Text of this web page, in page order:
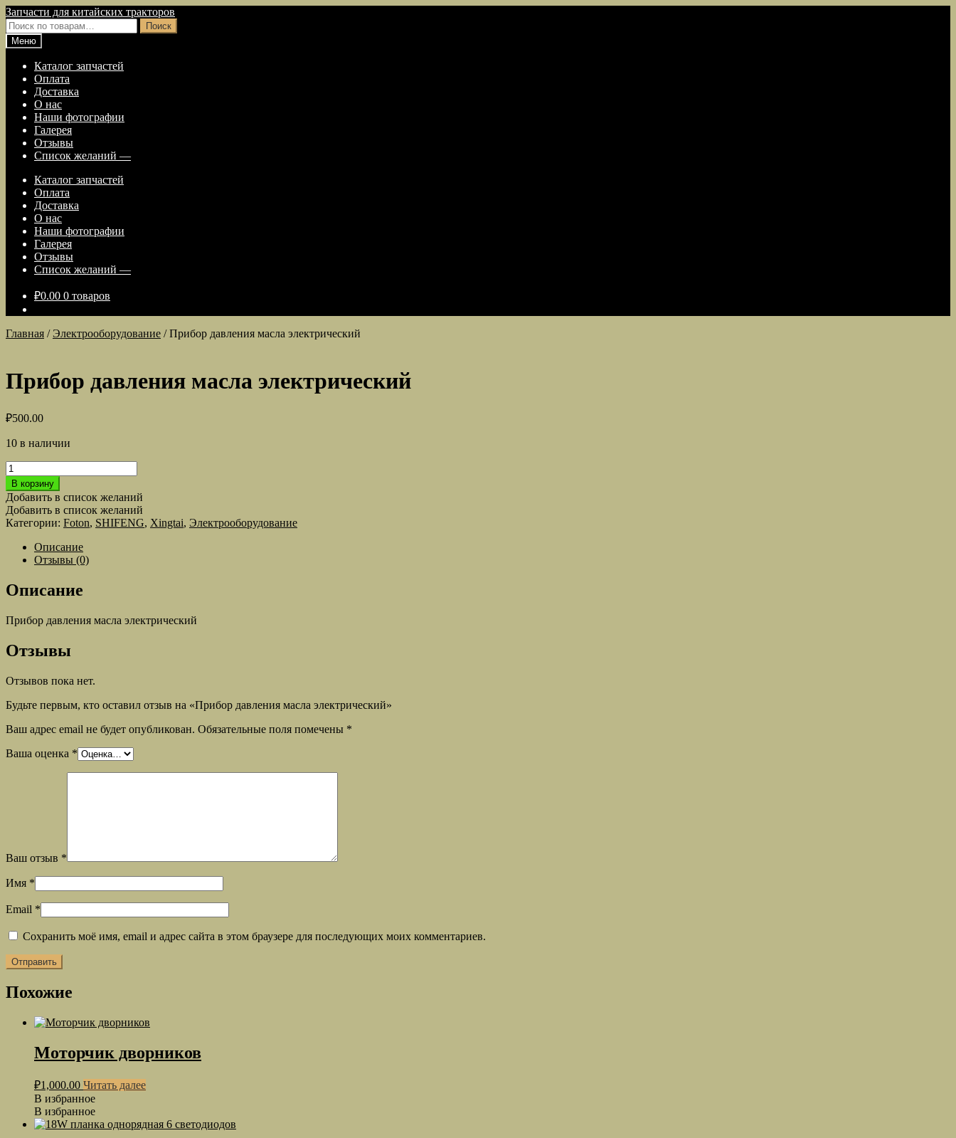
Перейти
к
навигации
Перейти
к
содержимому
Запчасти для китайских тракторов
Искать:
Поиск
Меню
Каталог запчастей
Оплата
Доставка
О нас
Наши фотографии
Галерея
Отзывы
Список желаний —
Каталог запчастей
Оплата
Доставка
О нас
Наши фотографии
Галерея
Отзывы
Список желаний —
₽0.00 0 товаров
Главная / Электрооборудование /Прибор давления масла электрический
Прибор давления масла электрический
₽500.00
10 в наличии
Количество
товара
Прибор
давления
масла
электрический
В корзину
Добавить в список желаний
Добавить в список желаний
Категории: Foton, SHIFENG, Xingtai, Электрооборудование
Описание
Отзывы (0)
Описание
Прибор давления масла электрический
Отзывы
Отзывов пока нет.
Будьте первым, кто оставил отзыв на «Прибор давления масла электрический»
Ваш адрес email не будет опубликован. Обязательные поля помечены *
Ваша оценка *
Ваш отзыв *
Имя *
Email *
Сохранить моё имя, email и адрес сайта в этом браузере для последующих моих комментариев.
Похожие
Моторчик дворников
₽1,000.00 Читать далее
В избранное
В избранное